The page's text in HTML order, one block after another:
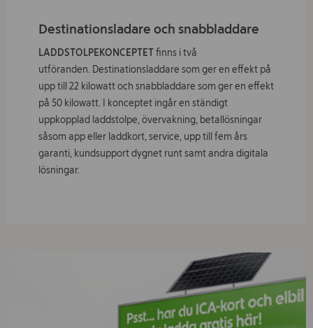
Destinationsladare och snabbladdare
LADDSTOLPEKONCEPTETfinns i två
utföranden. Destinationsladdare som ger en effekt på
upp till 22 kilowatt och snabbladdare som ger en effekt
på 50 kilowatt. I konceptet ingår en ständigt
uppkopplad laddstolpe, övervakning, betallösningar
såsom app eller laddkort, service, upp till fem års
garanti, kundsupport dygnet runt samt andra digitala
lösningar.